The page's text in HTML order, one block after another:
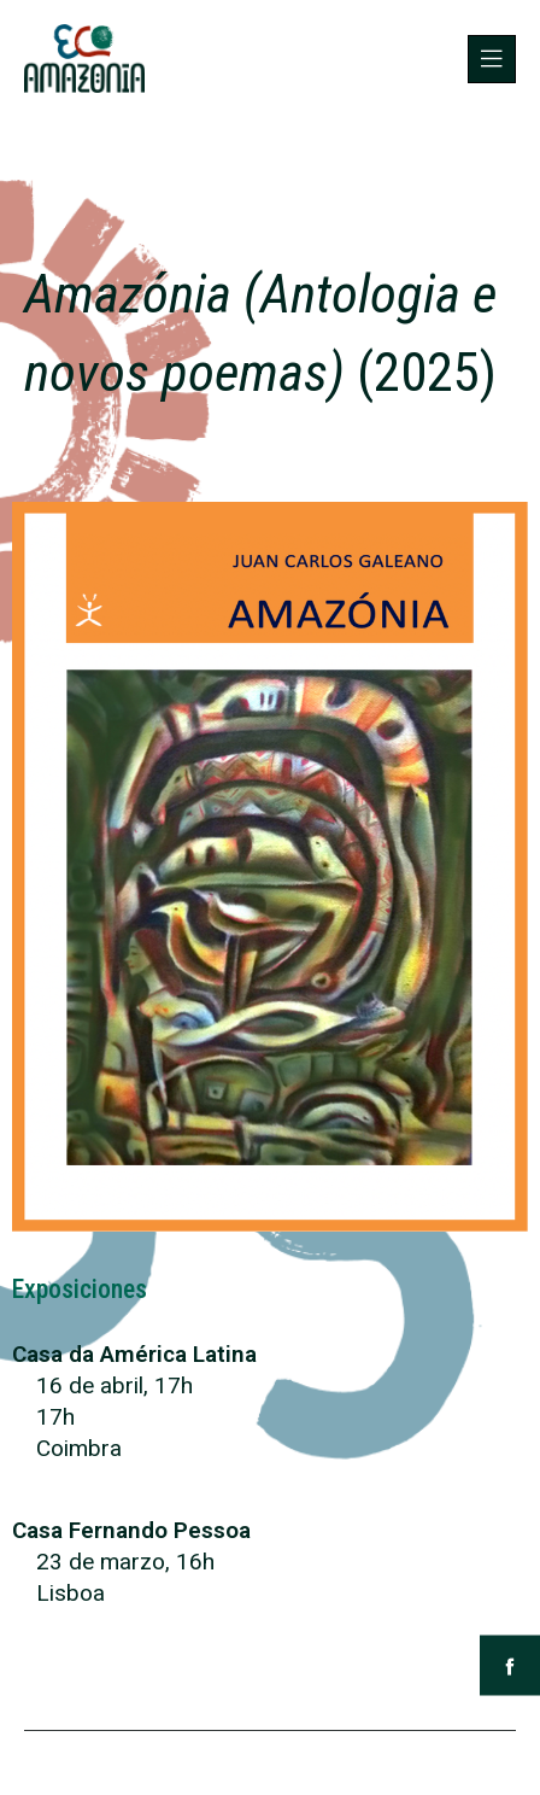
Amazónia (Antologia e
novos poemas) (2025)
Exposiciones
Casa da América Latina
16 de abril, 17h
17h
Coimbra
Casa Fernando Pessoa
23 de marzo, 16h
Lisboa